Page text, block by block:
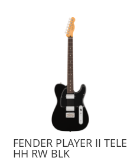
era:
345,00 €.
FENDER PLAYER II TELE
HH RW BLK